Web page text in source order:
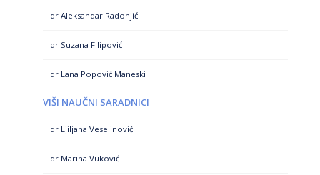
dr Aleksandar Radonjić
dr Suzana Filipović
dr Lana Popović Maneski
VIŠI NAUČNI SARADNICI
dr Ljiljana Veselinović
dr Marina Vuković